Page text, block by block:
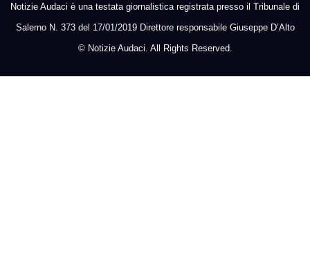
Notizie Audaci è una testata giornalistica registrata presso il Tribunale di
Salerno N. 373 del 17/01/2019 Direttore responsabile Giuseppe D’Alto
© Notizie Audaci. All Rights Reserved.